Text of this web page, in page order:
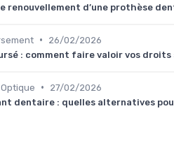
renouvellement d’une prothèse
•
26/02/2026
: comment faire valoir vos droits
•
27/02/2026
dentaire : quelles alternatives